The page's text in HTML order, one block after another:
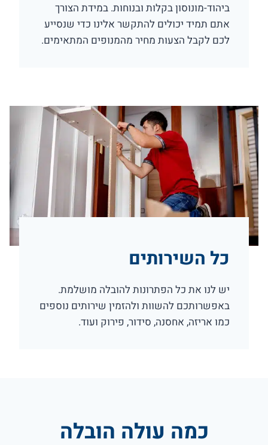
ביהוד-מונוסון בקלות ובנוחות. במידת הצורך
אתם תמיד יכולים להתקשר אלינו כדי שנסייע
לכם לקבל הצעות מחיר מהמנופים המתאימים.
כל השירותים
יש לנו את כל הפתרונות להובלה מושלמת.
באפשרותכם להשוות ולהזמין שירותים נוספים
כמו אריזה, אחסנה, סידור, פירוק ועוד.
כמה עולה הובלה